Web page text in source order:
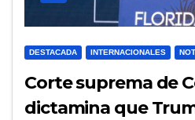
DESTACADA INTERNACIONALES
Corte suprema de
dictamina que